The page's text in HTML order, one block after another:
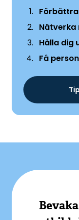
Nätverka
Hålla dig
Få